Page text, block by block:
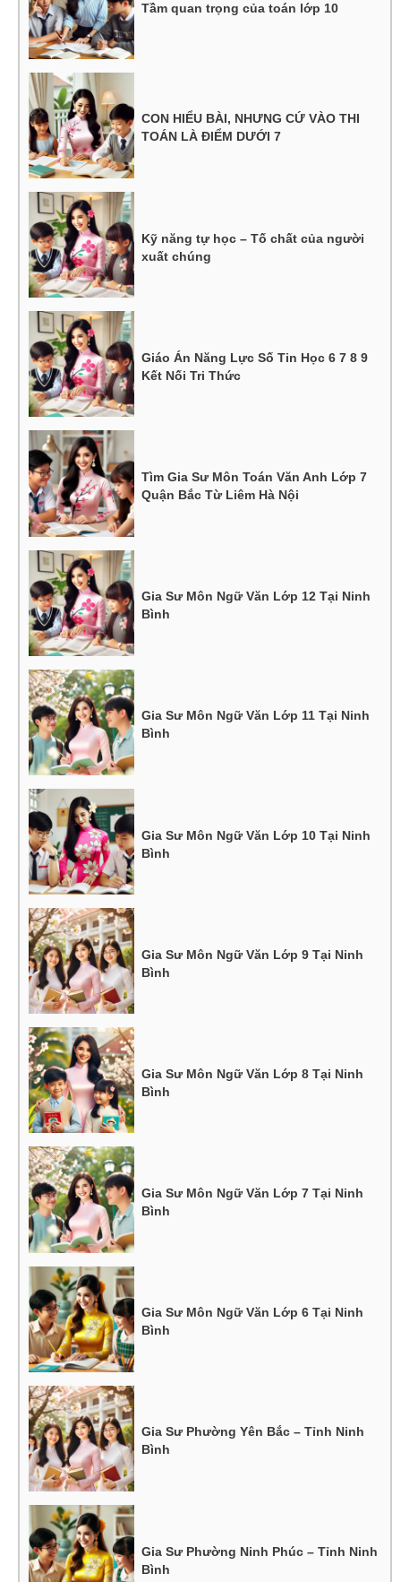
Tầm quan trọng của toán lớp 10
CON HIỂU BÀI, NHƯNG CỨ VÀO THI
TOÁN LÀ ĐIỂM DƯỚI 7
Kỹ năng tự học – Tố chất của người
xuất chúng
Giáo Án Năng Lực Số Tin Học 6 7 8 9
Kết Nối Tri Thức
Tìm Gia Sư Môn Toán Văn Anh Lớp 7
Quận Bắc Từ Liêm Hà Nội
Gia Sư Môn Ngữ Văn Lớp 12 Tại Ninh
Bình
Gia Sư Môn Ngữ Văn Lớp 11 Tại Ninh
Bình
Gia Sư Môn Ngữ Văn Lớp 10 Tại Ninh
Bình
Gia Sư Môn Ngữ Văn Lớp 9 Tại Ninh
Bình
Gia Sư Môn Ngữ Văn Lớp 8 Tại Ninh
Bình
Gia Sư Môn Ngữ Văn Lớp 7 Tại Ninh
Bình
Gia Sư Môn Ngữ Văn Lớp 6 Tại Ninh
Bình
Gia Sư Phường Yên Bắc – Tỉnh Ninh
Bình
Gia Sư Phường Ninh Phúc – Tỉnh Ninh
Bình